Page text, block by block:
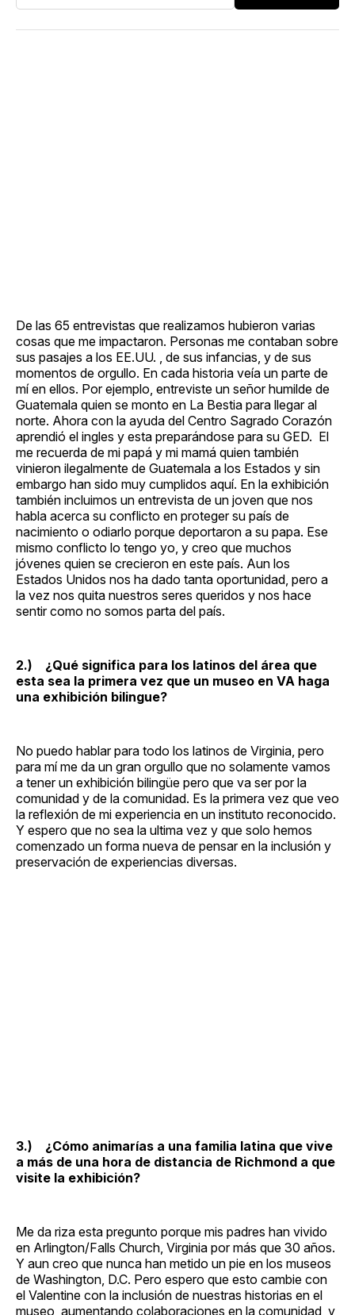
De las 65 entrevistas que realizamos hubieron varias
cosas que me impactaron. Personas me contaban sobre
sus pasajes a los EE.UU. , de sus infancias, y de sus
momentos de orgullo. En cada historia veía un parte de
mí en ellos. Por ejemplo, entreviste un señor humilde de
Guatemala quien se monto en La Bestia para llegar al
norte. Ahora con la ayuda del Centro Sagrado Corazón
aprendió el ingles y esta preparándose para su GED. El
me recuerda de mi papá y mi mamá quien también
vinieron ilegalmente de Guatemala a los Estados y sin
embargo han sido muy cumplidos aquí. En la exhibición
también incluimos un entrevista de un joven que nos
habla acerca su conflicto en proteger su país de
nacimiento o odiarlo porque deportaron a su papa. Ese
mismo conflicto lo tengo yo, y creo que muchos
jóvenes quien se crecieron en este país. Aun los
Estados Unidos nos ha dado tanta oportunidad, pero a
la vez nos quita nuestros seres queridos y nos hace
sentir como no somos parta del país.
2.) ¿Qué significa para los latinos del área que
esta sea la primera vez que un museo en VA haga
una exhibición bilingue?
No puedo hablar para todo los latinos de Virginia, pero
para mí me da un gran orgullo que no solamente vamos
a tener un exhibición bilingüe pero que va ser por la
comunidad y de la comunidad. Es la primera vez que veo
la reflexión de mi experiencia en un instituto reconocido.
Y espero que no sea la ultima vez y que solo hemos
comenzado un forma nueva de pensar en la inclusión y
preservación de experiencias diversas.
3.) ¿Cómo animarías a una familia latina que vive
a más de una hora de distancia de Richmond a que
visite la exhibición?
Me da riza esta pregunto porque mis padres han vivido
en Arlington/Falls Church, Virginia por más que 30 años.
Y aun creo que nunca han metido un pie en los museos
de Washington, D.C. Pero espero que esto cambie con
el Valentine con la inclusión de nuestras historias en el
museo, aumentando colaboraciones en la comunidad, y